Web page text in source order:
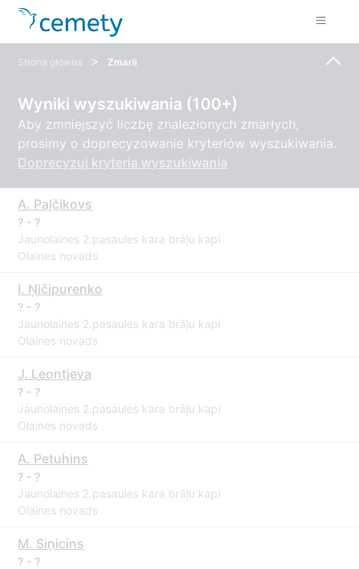
Strona główna > Zmarli
Wyniki wyszukiwania (100+)
Aby zmniejszyć liczbę znalezionych zmarłych,
prosimy o doprecyzowanie kryteriów wyszukiwania.
Doprecyzuj kryteria wyszukiwania
A. Paļčikovs
? - ?
Jaunolaines 2.pasaules kara brāļu kapi
Olaines novads
I. Ņičipurenko
? - ?
Jaunolaines 2.pasaules kara brāļu kapi
Olaines novads
J. Leontjeva
? - ?
Jaunolaines 2.pasaules kara brāļu kapi
Olaines novads
A. Petuhins
? - ?
Jaunolaines 2.pasaules kara brāļu kapi
Olaines novads
M. Siņicins
? - ?